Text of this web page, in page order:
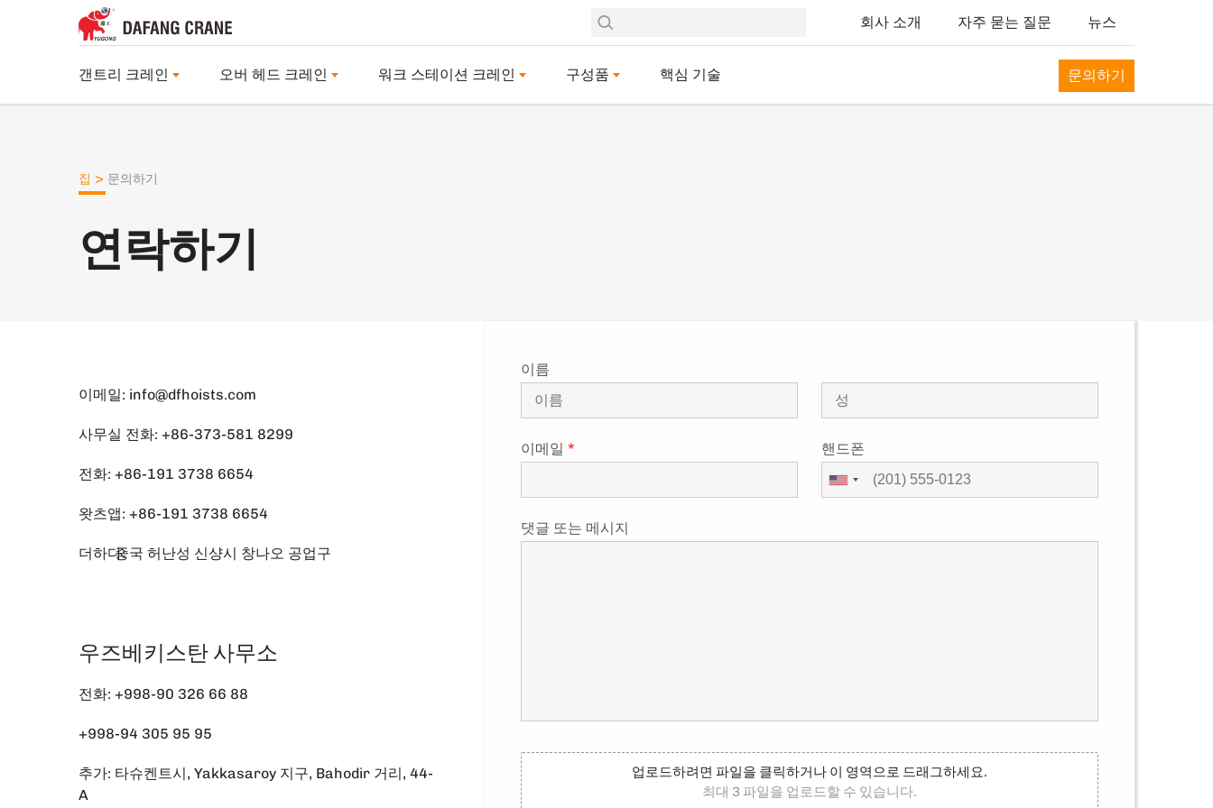
회사 소개 자주 묻는 질문 뉴스
갠트리 크레인 오버 헤드 크레인 워크 스테이션 크레인 구성품 핵심 기술 문의하기
집 > 문의하기
연락하기
이메일: info@dfhoists.com
사무실 전화: +86-373-581 8299
전화: +86-191 3738 6654
왓츠앱: +86-191 3738 6654
더하다:중국 허난성 신샹시 창나오 공업구
우즈베키스탄 사무소
전화: +998-90 326 66 88
+998-94 305 95 95
추가: 타슈켄트시, Yakkasaroy 지구, Bahodir 거리, 44-
A
이름
이메일 * 핸드폰
댓글 또는 메시지
업로드하려면 파일을 클릭하거나 이 영역으로 드래그하세요.
최대 3 파일을 업로드할 수 있습니다.